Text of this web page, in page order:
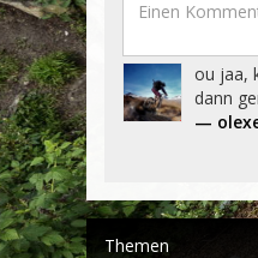
ou jaa,
dann
—
Themen